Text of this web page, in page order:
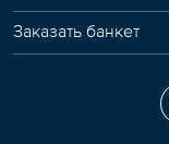
Заказать банкет